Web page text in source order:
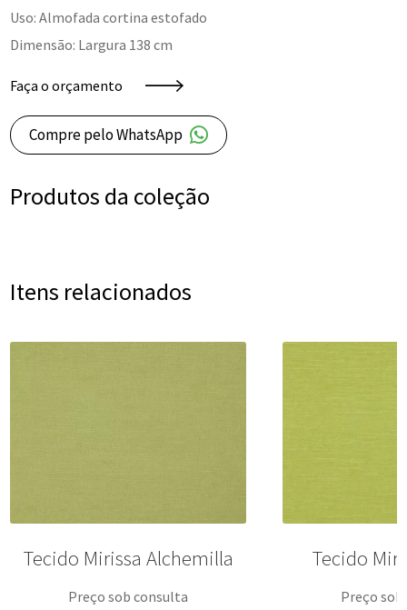
Uso: Almofada cortina estofado
Dimensão: Largura 138 cm
Faça o orçamento
Compre pelo WhatsApp
Produtos da coleção
Itens relacionados
Tecido Mirissa Alchemilla
Preço sob consulta
Tecido
Preço